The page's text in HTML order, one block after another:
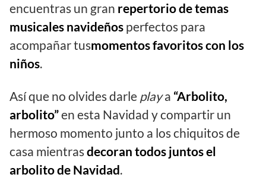
encuentras un gran repertorio de temas
musicales navideños perfectos para
acompañar tusmomentos favoritos con los
niños.
Así que no olvides darle playa “Arbolito,
arbolito”en esta Navidad y compartir un
hermoso momento junto a los chiquitos de
casa mientrasdecoran todos juntos el
arbolito de Navidad.